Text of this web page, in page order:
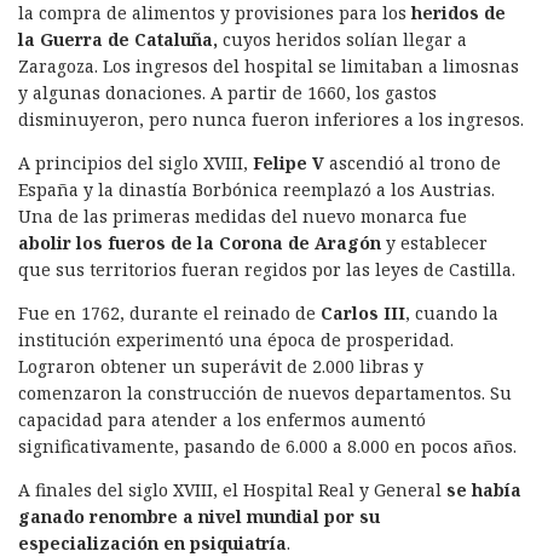
la compra de alimentos y provisiones para losheridos de
la Guerra de Cataluña, cuyos heridos solían llegar a
Zaragoza. Los ingresos del hospital se limitaban a limosnas
y algunas donaciones. A partir de 1660, los gastos
disminuyeron, pero nunca fueron inferiores a los ingresos.
A principios del siglo XVIII, Felipe V ascendió al trono de
España y la dinastía Borbónica reemplazó a los Austrias.
Una de las primeras medidas del nuevo monarca fue
abolir los fueros de la Corona de Aragón y establecer
que sus territorios fueran regidos por las leyes de Castilla.
Fue en 1762, durante el reinado de Carlos III, cuando la
institución experimentó una época de prosperidad.
Lograron obtener un superávit de 2.000 libras y
comenzaron la construcción de nuevos departamentos. Su
capacidad para atender a los enfermos aumentó
significativamente, pasando de 6.000 a 8.000 en pocos años.
A finales del siglo XVIII, el Hospital Real y General se había
ganado renombre a nivel mundial por su
especialización en psiquiatría.